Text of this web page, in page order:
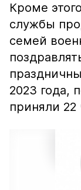
Кроме
службы
семей
2023 года,
приняли 22